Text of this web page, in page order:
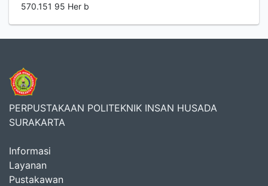
570.151 95 Her b
PERPUSTAKAAN POLITEKNIK INSAN HUSADA
SURAKARTA
Informasi
Layanan
Pustakawan